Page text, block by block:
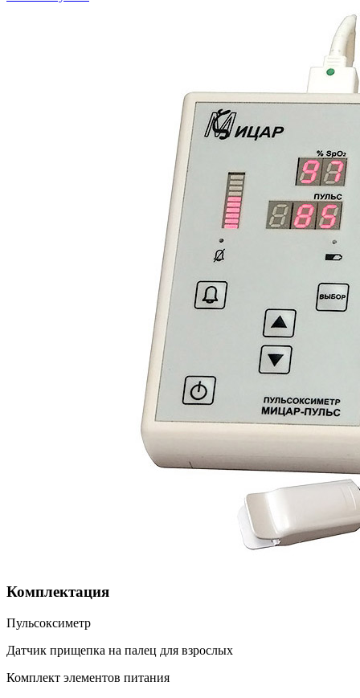
Комплектация
Пульсоксиметр
Датчик прищепка на палец для взрослых
Комплект элементов питания